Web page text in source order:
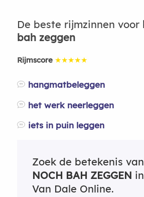
De beste rijmzinnen voor
bah zeggen
Rijmscore ★★★★★
hangmatbeleggen
het werk neerleggen
iets in puin leggen
Zoek de betekenis van
NOCH BAH ZEGGEN
Van Dale Online.